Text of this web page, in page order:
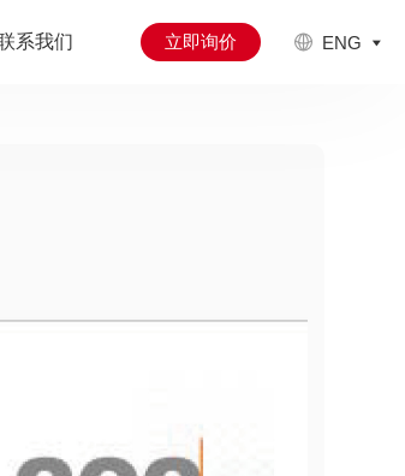
系我们 立即询价 ENG